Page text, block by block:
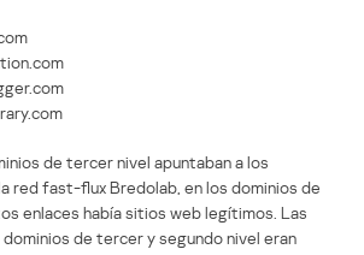
de tercer nivel apuntaban a los
red fast-flux Bredolab, en los dominios de
enlaces había sitios web legítimos. Las
de tercer y segundo nivel eran